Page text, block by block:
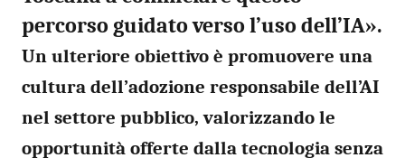
percorso guidato verso l’uso dell’IA».
Un ulteriore obiettivo è promuovere una
cultura dell’adozione responsabile dell’AI
nel settore pubblico, valorizzando le
opportunità offerte dalla tecnologia senza